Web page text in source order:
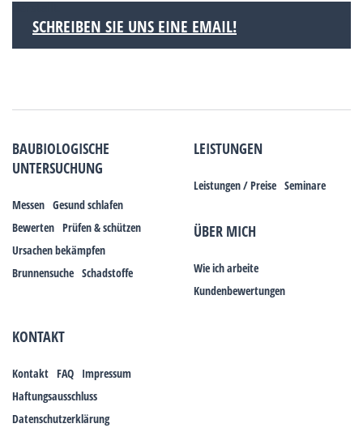
SCHREIBEN SIE UNS EINE EMAIL!
BAUBIOLOGISCHE
UNTERSUCHUNG
Messen Gesund schlafen
Bewerten Prüfen & schützen
Ursachen bekämpfen
Brunnensuche Schadstoffe
LEISTUNGEN
Leistungen / Preise Seminare
ÜBER MICH
Wie ich arbeite
Kundenbewertungen
KONTAKT
Kontakt FAQ Impressum
Haftungsausschluss
Datenschutzerklärung